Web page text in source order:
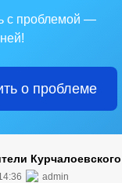
с проблемой —
о проблеме
admin